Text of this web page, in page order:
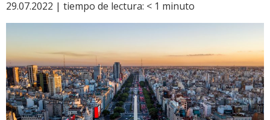
29.07.2022 | tiempo de lectura: < 1 minuto